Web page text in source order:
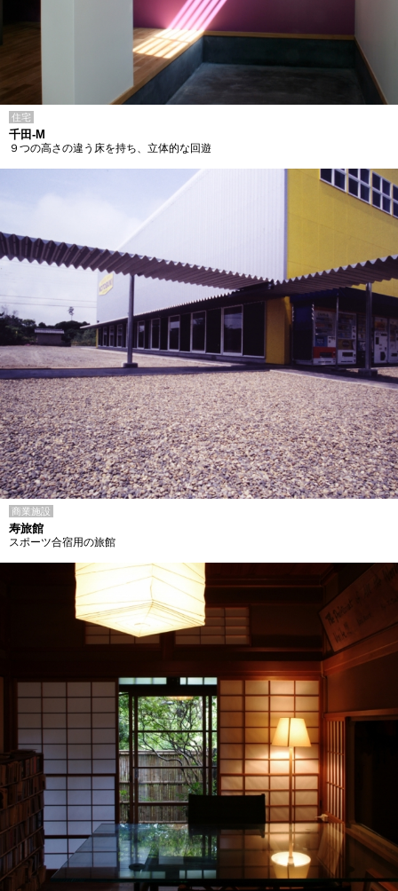
住宅
千田-M
９つの高さの違う床を持ち、立体的な回遊
商業施設
寿旅館
スポーツ合宿用の旅館